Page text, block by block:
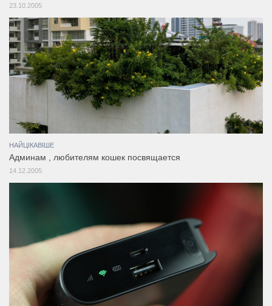
23.10.2005
НАЙЦІКАВІШЕ
Админам , любителям кошек посвящается
14.12.2005